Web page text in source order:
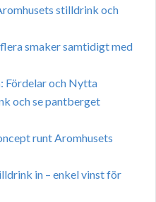
stilldrink och
smaker samtidigt med
Fördelar och Nytta
och se pantberget
runt Aromhusets
in – enkel vinst för